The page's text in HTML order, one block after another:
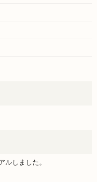
ルしました。